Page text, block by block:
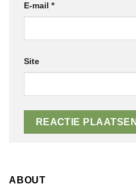
E-mail *
Site
ABOUT